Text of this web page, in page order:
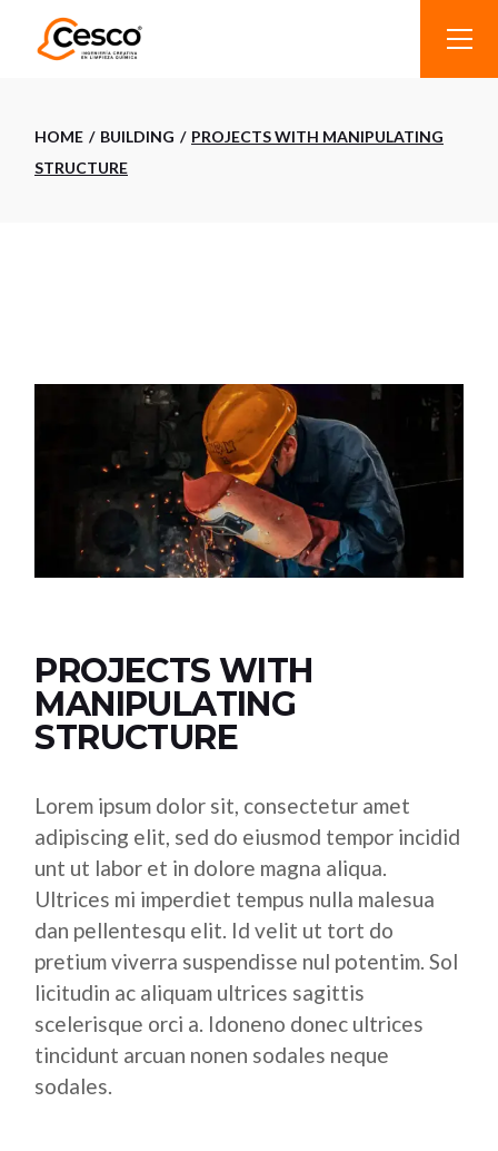
HOME BUILDING
PROJECTS WITH MANIPULATING
STRUCTURE
PROJECTS WITH
MANIPULATING
STRUCTURE
Lorem ipsum dolor sit, consectetur amet
adipiscing elit, sed do eiusmod tempor incidid
unt ut labor et in dolore magna aliqua.
Ultrices mi imperdiet tempus nulla malesua
dan pellentesqu elit. Id velit ut tort do
pretium viverra suspendisse nul potentim. Sol
licitudin ac aliquam ultrices sagittis
scelerisque orci a. Idoneno donec ultrices
tincidunt arcuan nonen sodales neque
sodales.